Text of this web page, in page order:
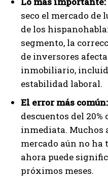
seco el mercado de
de los
segmento, la
de inversores
inmobiliario,
estabilidad laboral.
El error más común:
descuentos del 20%
inmediata. Muchos
mercado aún no
ahora puede
próximos meses.